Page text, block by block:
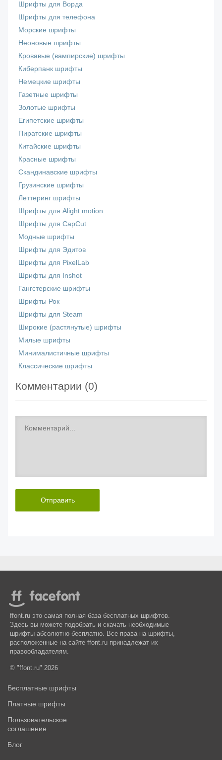
Шрифты для Ворда
Шрифты для телефона
Морские шрифты
Неоновые шрифты
Кровавые (вампирские) шрифты
Киберпанк шрифты
Немецкие шрифты
Газетные шрифты
Золотые шрифты
Египетские шрифты
Пиратские шрифты
Китайские шрифты
Красные шрифты
Скандинавские шрифты
Грузинские шрифты
Леттеринг шрифты
Шрифты для Alight motion
Шрифты для CapCut
Модные шрифты
Шрифты для Эдитов
Шрифты для PixelLab
Шрифты для Inshot
Гангстерские шрифты
Шрифты Рок
Шрифты для Steam
Широкие (растянутые) шрифты
Милые шрифты
Минималистичные шрифты
Классические шрифты
Комментарии (0)
Отправить
ffont.ru это самая полная база бесплатных шрифтов.
Здесь вы можете подобрать и скачать необходимые
шрифты абсолютно бесплатно. Все права на шрифты,
расположенные на сайте ffont.ru принадлежат их
правообладателям.
© "ffont.ru" 2026
Бесплатные шрифты
Платные шрифты
Пользовательское
соглашение
Блог